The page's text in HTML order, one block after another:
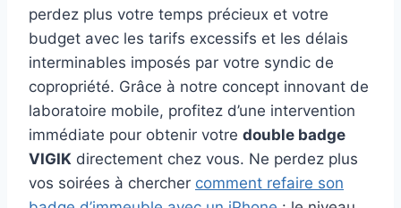
perdez plus votre temps précieux et votre
budget avec les tarifs excessifs et les délais
interminables imposés par votre syndic de
copropriété. Grâce à notre concept innovant de
laboratoire mobile, profitez d’une intervention
immédiate pour obtenir votre double badge
VIGIK directement chez vous. Ne perdez plus
vos soirées à chercher comment refaire son